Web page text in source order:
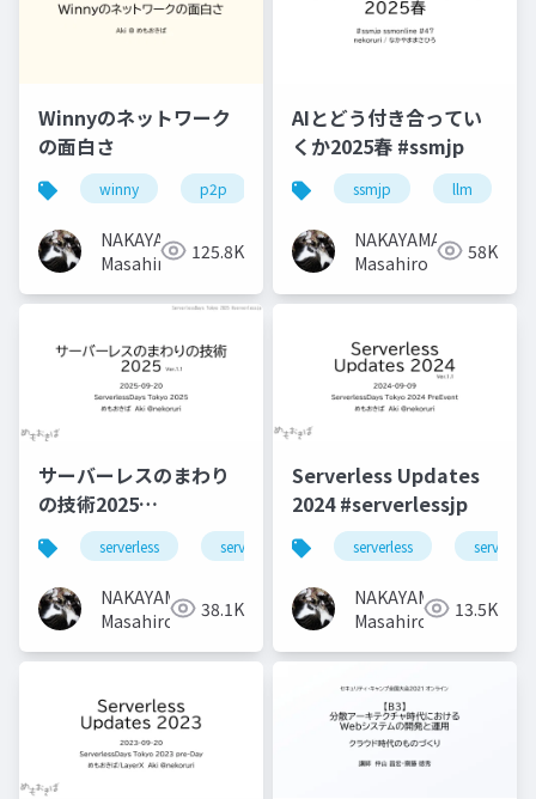
Winnyのネットワーク
の面白さ
winny p2p
NAKAYAMA
Masahiro
125.8K
AIとどう付き合ってい
くか2025春 #ssmjp
ssmjp llm
NAKAYAMA
Masahiro
58K
サーバーレスのまわり
の技術2025
#serverlessjp
serverless serverlessjp
NAKAYAMA
Masahiro
38.1K
Serverless Updates
2024 #serverlessjp
serverless
NAKAYAMA
Masahiro
13.5K